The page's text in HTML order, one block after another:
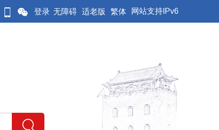
登录 无障碍 适老版 繁体 网站支持IPv6